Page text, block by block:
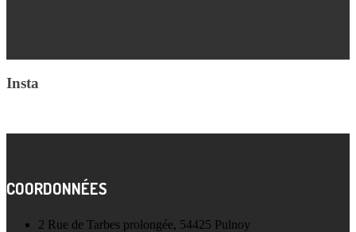
Insta
COORDONNÉES
2 Rue de Tarbes prolongée, 54425 Pulnoy